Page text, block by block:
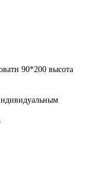
90*200 высота